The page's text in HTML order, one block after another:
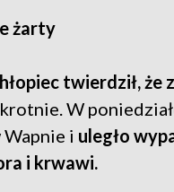
żarty
twierdził, że
W
Wapnie i uległo
i krwawi.